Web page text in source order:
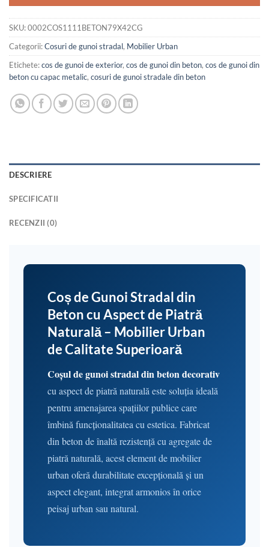
SKU:0002COS1111BETON79X42CG
Categorii:Cosuri de gunoi stradal, Mobilier Urban
Etichete:cos de gunoi de exterior, cos de gunoi din beton, cos de gunoi din
beton cu capac metalic, cosuri de gunoi stradale din beton
DESCRIERE
SPECIFICATII
RECENZII (0)
Coș de Gunoi Stradal din
Beton cu Aspect de Piatră
Naturală – Mobilier Urban
de Calitate Superioară
Coșul de gunoi stradal din beton decorativ
cu aspect de piatră naturală este soluția ideală
pentru amenajarea spațiilor publice care
îmbină funcționalitatea cu estetica. Fabricat
din beton de înaltă rezistență cu agregate de
piatră naturală, acest element de mobilier
urban oferă durabilitate excepțională și un
aspect elegant, integrat armonios în orice
peisaj urban sau natural.